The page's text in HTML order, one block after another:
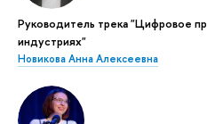
Руководитель трека "Цифровое
индустриях"
Новикова Анна Алексеевна